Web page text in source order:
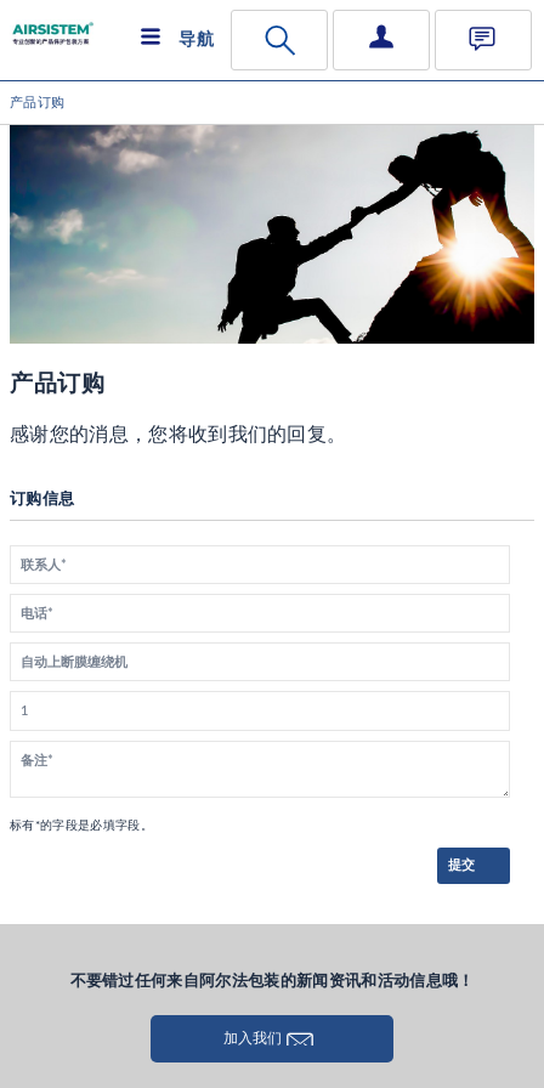
导航
产品订购
产品订购
感谢您的消息，您将收到我们的回复。
订购信息
标有*的字段是必填字段。
提交
不要错过任何来自阿尔法包装的新闻资讯和活动信息哦！
加入我们